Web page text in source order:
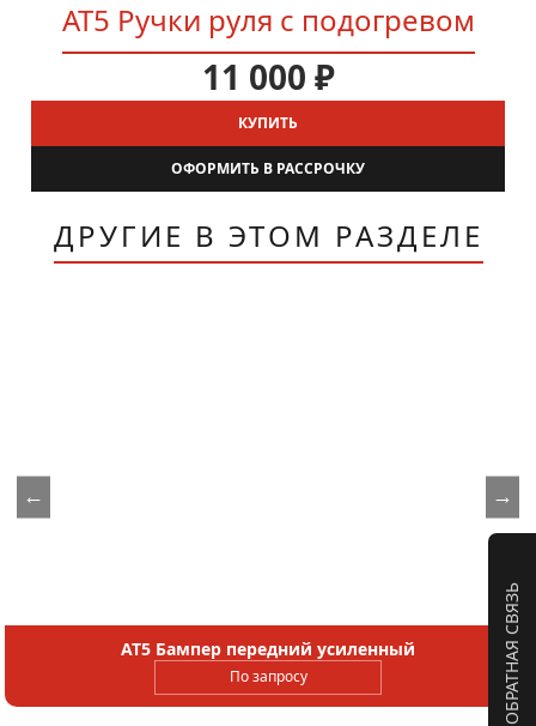
AT5 Ручки руля с подогревом
11 000 ₽
КУПИТЬ
ОФОРМИТЬ В РАССРОЧКУ
ДРУГИЕ В ЭТОМ РАЗДЕЛЕ
AT5 Бампер передний усиленный
По запросу
← →
ОБРАТНАЯ СВЯЗЬ